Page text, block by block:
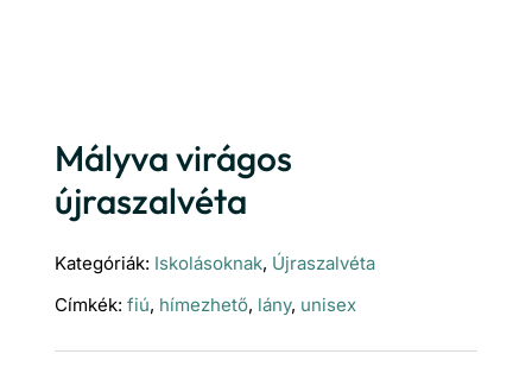
Mályva virágos
újraszalvéta
Kategóriák: Iskolásoknak, Újraszalvéta
Címkék: fiú, hímezhető, lány, unisex